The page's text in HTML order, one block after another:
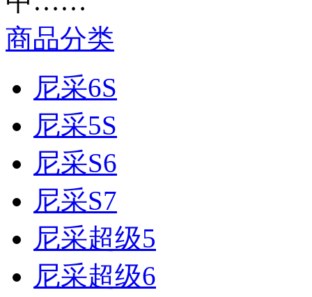
商品分类
尼采6S
尼采5S
尼采S6
尼采S7
尼采超级5
尼采超级6